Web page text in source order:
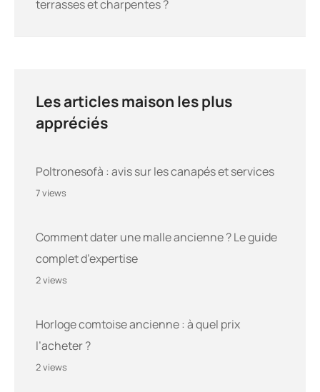
terrasses et charpentes ?
Les articles maison les plus
appréciés
Poltronesofà : avis sur les canapés et services
7 views
Comment dater une malle ancienne ? Le guide
complet d’expertise
2 views
Horloge comtoise ancienne : à quel prix
l’acheter ?
2 views